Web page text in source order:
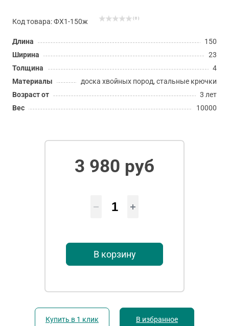
Код товара: ФХ1-150ж ( 0 )
Длина
150
Ширина
23
Толщина
4
Материалы
доска хвойных пород, стальные крючки
Возраст от
3 лет
Вес
10000
3 980 руб
В корзину
Купить в 1 клик В избранное